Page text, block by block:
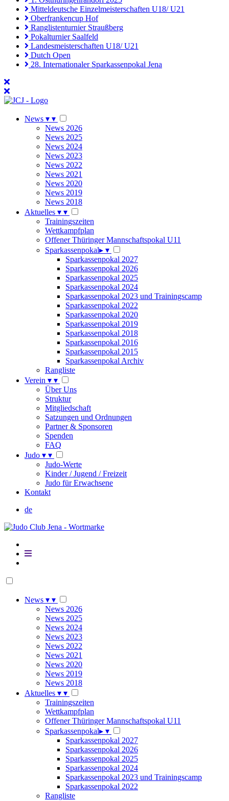
Mitteldeutsche Einzelmeisterschaften U18/ U21
Oberfrankencup Hof
Ranglistenturnier Straußberg
Pokalturnier Saalfeld
Landesmeisterschaften U18/ U21
Dutch Open
28. Internationaler Sparkassenpokal Jena
News ▾ ▾
News 2026
News 2025
News 2024
News 2023
News 2022
News 2021
News 2020
News 2019
News 2018
Aktuelles ▾ ▾
Trainingszeiten
Wettkampfplan
Offener Thüringer Mannschaftspokal U11
Sparkassenpokal▸ ▾
Sparkassenpokal 2027
Sparkassenpokal 2026
Sparkassenpokal 2025
Sparkassenpokal 2024
Sparkassenpokal 2023 und Trainingscamp
Sparkassenpokal 2022
Sparkassenpokal 2020
Sparkassenpokal 2019
Sparkassenpokal 2018
Sparkassenpokal 2016
Sparkassenpokal 2015
Sparkassenpokal Archiv
Rangliste
Verein ▾ ▾
Über Uns
Struktur
Mitgliedschaft
Satzungen und Ordnungen
Partner & Sponsoren
Spenden
FAQ
Judo ▾ ▾
Judo-Werte
Kinder / Jugend / Freizeit
Judo für Erwachsene
Kontakt
de
News ▾ ▾
News 2026
News 2025
News 2024
News 2023
News 2022
News 2021
News 2020
News 2019
News 2018
Aktuelles ▾ ▾
Trainingszeiten
Wettkampfplan
Offener Thüringer Mannschaftspokal U11
Sparkassenpokal▸ ▾
Sparkassenpokal 2027
Sparkassenpokal 2026
Sparkassenpokal 2025
Sparkassenpokal 2024
Sparkassenpokal 2023 und Trainingscamp
Sparkassenpokal 2022
Rangliste